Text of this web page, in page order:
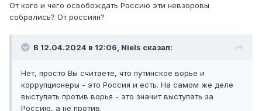
От кого и чего освобождать Россию эти невзоровы
собрались? От россиян?
В 12.04.2024 в 12:06, Niels сказал:
Нет, просто Вы считаете, что путинское ворье и
коррупционеры - это Россия и есть. На самом же деле
выступать против ворья - это значит выступать за
Россию, а не против.